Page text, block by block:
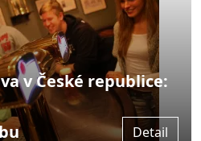
v České republice:
Detail